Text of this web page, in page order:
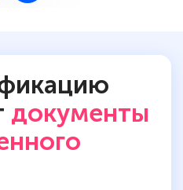
документы